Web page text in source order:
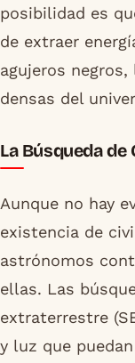
posibilidad es
de extraer
agujeros
densas del
La Búsqueda de
Aunque no hay
existencia de
astrónomos
ellas. Las
extraterrestre
y luz que